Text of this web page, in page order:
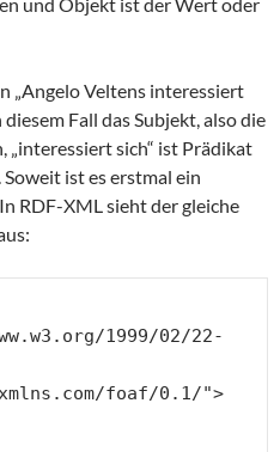
„Angelo Veltens interessiert
Fall das Subjekt, also die
„interessiert sich“ ist Prädikat
ist es erstmal ein
RDF-XML sieht der gleiche